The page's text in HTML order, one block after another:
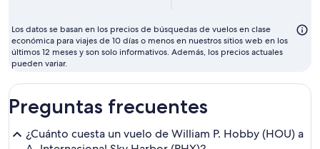
Los datos se basan en los precios de búsquedas de vuelos en clase
económica para viajes de 10 días o menos en nuestros sitios web en los
últimos 12 meses y son solo informativos. Además, los precios actuales
pueden variar.
Preguntas frecuentes
¿Cuánto cuesta un vuelo de William P. Hobby (HOU) a